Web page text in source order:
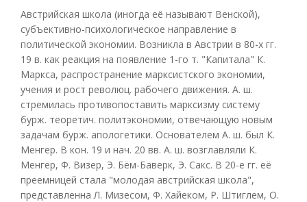
Австрийская школа (иногда её называют Венской),
субъективно-психологическое направление в
политической экономии. Возникла в Австрии в 80-х гг.
19 в. как реакция на появление 1-го т. "Капитала" К.
Маркса, распространение марксистского экономии,
учения и рост революц. рабочего движения. А. ш.
стремилась противопоставить марксизму систему
бурж. теоретич. политэкономии, отвечающую новым
задачам бурж. апологетики. Основателем А. ш. был К.
Менгер. В кон. 19 и нач. 20 вв. А. ш. возглавляли К.
Менгер, Ф. Визер, Э. Бём-Баверк, Э. Сакс. В 20-е гг. её
преемницей стала "молодая австрийская школа",
представленна Л. Мизесом, Ф. Хайеком, Р. Штиглем, О.